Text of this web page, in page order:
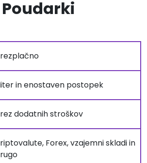
Poudarki
in enostaven postopek
dodatnih stroškov
Forex, vzajemni skladi in